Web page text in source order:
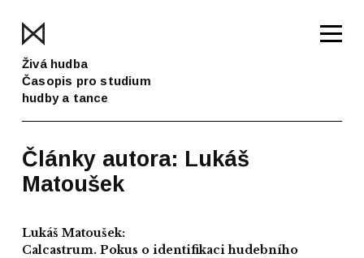
Živá hudba
Časopis pro studium
hudby a tance
Články autora: Lukáš
Matoušek
Lukáš Matoušek:
Calcastrum. Pokus o identifikaci hudebního